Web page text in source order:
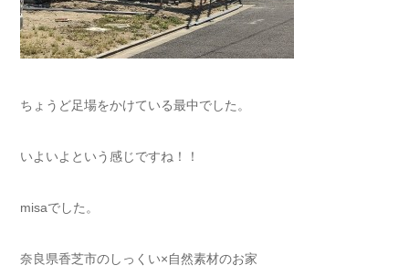
ちょうど足場をかけている最中でした。
いよいよという感じですね！！
misaでした。
奈良県香芝市のしっくい×自然素材のお家